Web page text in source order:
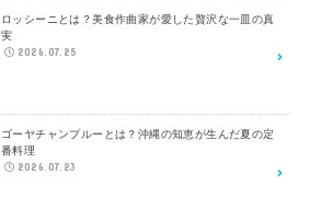
ロッシーニとは？美食作曲家が愛した贅沢な一皿の真
実
2026.07.25
ゴーヤチャンプルーとは？沖縄の知恵が生んだ夏の定
番料理
2026.07.23